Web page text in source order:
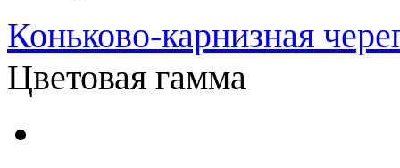
Коньково-карнизная
Цветовая гамма